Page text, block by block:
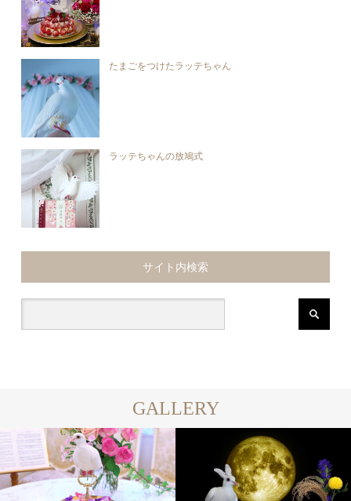
たまごをつけたラッテちゃん
ラッテちゃんの放鳩式
サイト内検索
GALLERY